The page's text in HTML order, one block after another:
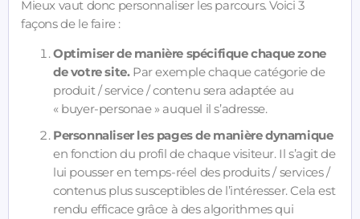
Mieux vaut donc personnaliser les parcours. Voici 3
façons de le faire :
Optimiser de manière spécifique chaque zone
de votre site.Par exemple chaque catégorie de
produit / service / contenu sera adaptée au
« buyer-personae » auquel il s’adresse.
Personnaliser les pages de manière dynamique
en fonction du profil de chaque visiteur. Il s’agit de
lui pousser en temps-réel des produits / services /
contenus plus susceptibles de l’intéresser. Cela est
rendu efficace grâce à des algorithmes qui